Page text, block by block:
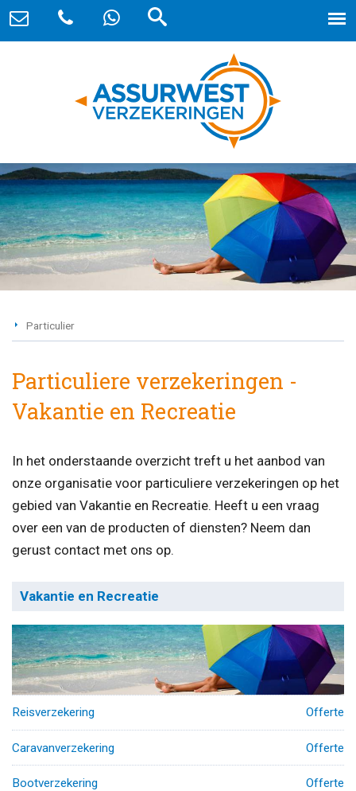
Particulier
Particuliere verzekeringen -
Vakantie en Recreatie
In het onderstaande overzicht treft u het aanbod van
onze organisatie voor particuliere verzekeringen op het
gebied van Vakantie en Recreatie. Heeft u een vraag
over een van de producten of diensten? Neem dan
gerust contact met ons op.
Vakantie en Recreatie
Reisverzekering Offerte
Caravanverzekering Offerte
Bootverzekering Offerte